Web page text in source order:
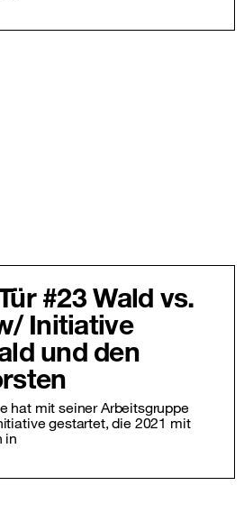
#23 Wald vs.
Initiative
und den
hat mit seiner Arbeitsgruppe
gestartet, die 2021 mit
in